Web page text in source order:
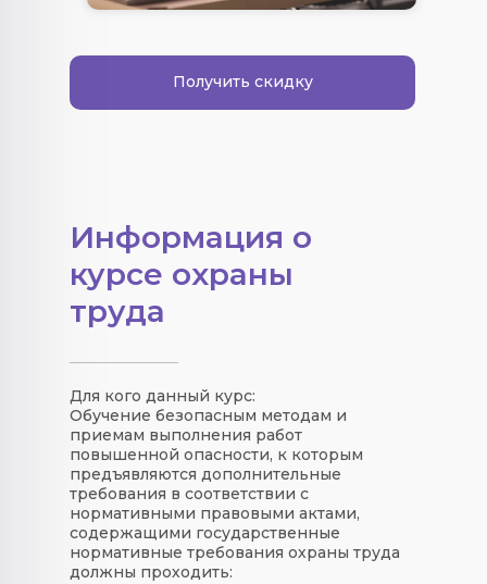
Получить скидку
Информация о
курсе охраны
труда
Для кого данный курс:
Обучение безопасным методам и
приемам выполнения работ
повышенной опасности, к которым
предъявляются дополнительные
требования в соответствии с
нормативными правовыми актами,
содержащими государственные
нормативные требования охраны труда
должны проходить: